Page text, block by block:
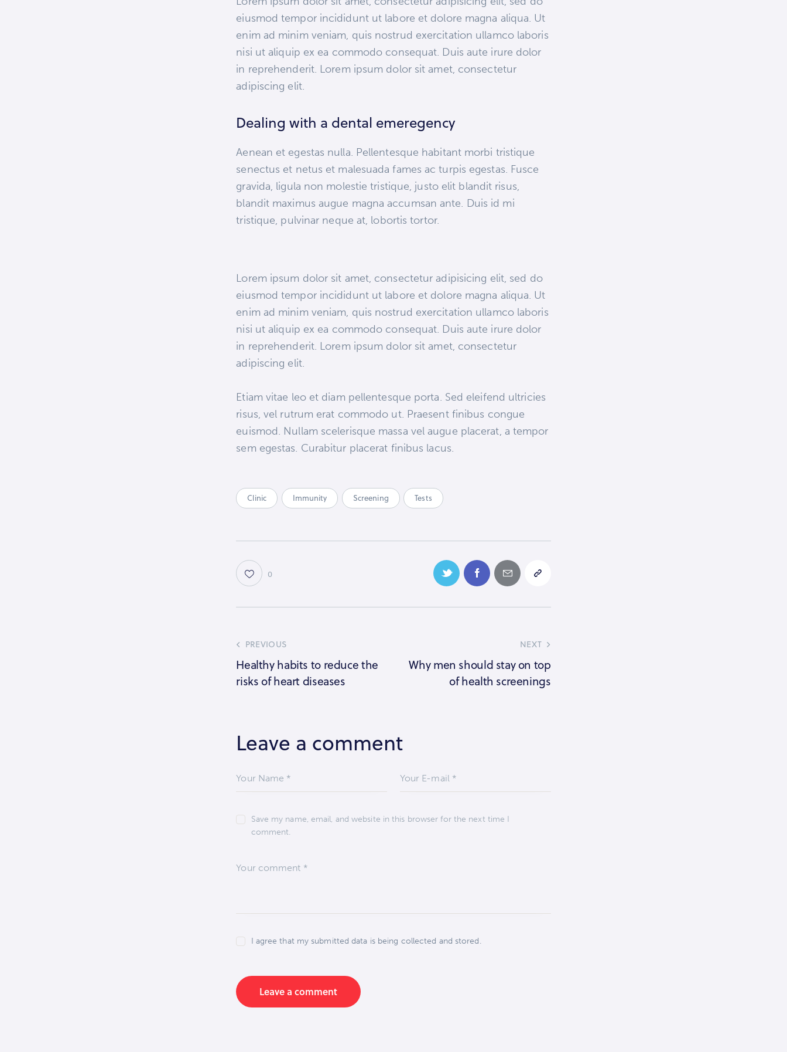
eiusmod tempor incididunt ut labore et dolore magna aliqua. Ut
enim ad minim veniam, quis nostrud exercitation ullamco laboris
nisi ut aliquip ex ea commodo consequat. Duis aute irure dolor
in reprehenderit. Lorem ipsum dolor sit amet, consectetur
adipiscing elit.
Dealing with a dental emeregency
Aenean et egestas nulla. Pellentesque habitant morbi tristique
senectus et netus et malesuada fames ac turpis egestas. Fusce
gravida, ligula non molestie tristique, justo elit blandit risus,
blandit maximus augue magna accumsan ante. Duis id mi
tristique, pulvinar neque at, lobortis tortor.
Lorem ipsum dolor sit amet, consectetur adipisicing elit, sed do
eiusmod tempor incididunt ut labore et dolore magna aliqua. Ut
enim ad minim veniam, quis nostrud exercitation ullamco laboris
nisi ut aliquip ex ea commodo consequat. Duis aute irure dolor
in reprehenderit. Lorem ipsum dolor sit amet, consectetur
adipiscing elit.
Etiam vitae leo et diam pellentesque porta. Sed eleifend ultricies
risus, vel rutrum erat commodo ut. Praesent finibus congue
euismod. Nullam scelerisque massa vel augue placerat, a tempor
sem egestas. Curabitur placerat finibus lacus.
Clinic Immunity Screening Tests
0
PREVIOUS
Healthy habits to reduce the
risks of heart diseases
NEXT
Why men should stay on top
of health screenings
Leave a comment
Save my name, email, and website in this browser for the next time I
comment.
I agree that my submitted data is being collected and stored.